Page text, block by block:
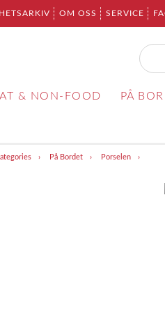
OM OSS SERVICE
& NON-FOOD PÅ
På Bordet Porselen